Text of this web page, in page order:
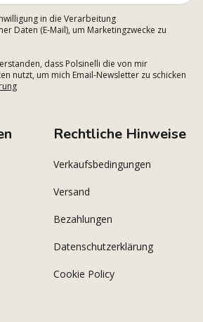
in die Verarbeitung
Daten (E-Mail), um Marketingzwecke zu
dass Polsinelli die von mir
nutzt, um mich Email-Newsletter zu schicken
Rechtliche Hinweise
Verkaufsbedingungen
Versand
Bezahlungen
Datenschutzerklärung
Cookie Policy